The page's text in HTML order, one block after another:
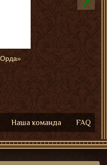
Наша команда FAQ